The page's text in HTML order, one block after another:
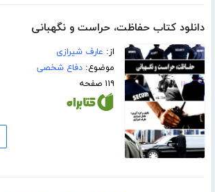
دانلود کتاب حفاظت، حراست و نگهبانی
از: عارف شیرازی
موضوع:دفاع شخصی
۱۱۹ صفحه